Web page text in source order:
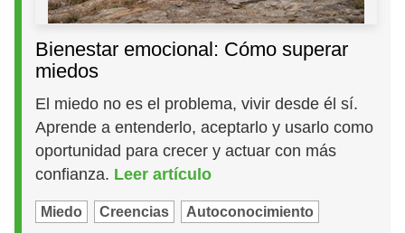
Bienestar emocional: Cómo superar
miedos
El miedo no es el problema, vivir desde él sí.
Aprende a entenderlo, aceptarlo y usarlo como
oportunidad para crecer y actuar con más
confianza. Leer artículo
Miedo Creencias Autoconocimiento